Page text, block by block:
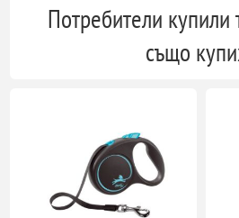
Потребители купили
също